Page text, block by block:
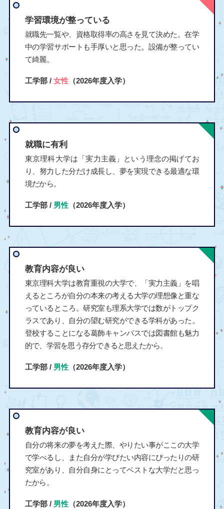
学習環境が整っている
就職先一覧や、資格取得率の高さを見て決めた。在学
中の学習サポートも手厚いと思った。設備が整ってい
て綺麗。
工学部 / 女性（2026年度入学）
就職に有利
東京理科大学は「実力主義」という理念の掲げてお
り、努力した分だけ成長し、夢を実現できる最適な環
境だから。
工学部 / 男性（2026年度入学）
教育内容が良い
東京理科大学は教育重視の大学で、「実力主義」を唱
えるところが自分の本来の考える大学の理想像と重な
っているところ。研究室も理系大学では数がトップク
ラスであり、自分の望む研究ができる学科があった。
登校することになる葛飾キャンパスでは図書館も魅力
的で、学習を思う存分できると思えたから。
工学部 / 男性（2026年度入学）
教育内容が良い
自分の将来の夢を考えた際、やりたい事がここの大学
で学べるし、また自分が学びたい内容にぴったりの研
究室があり、自分自身にとってベストな大学だと思っ
たから。
工学部 / 男性（2026年度入学）